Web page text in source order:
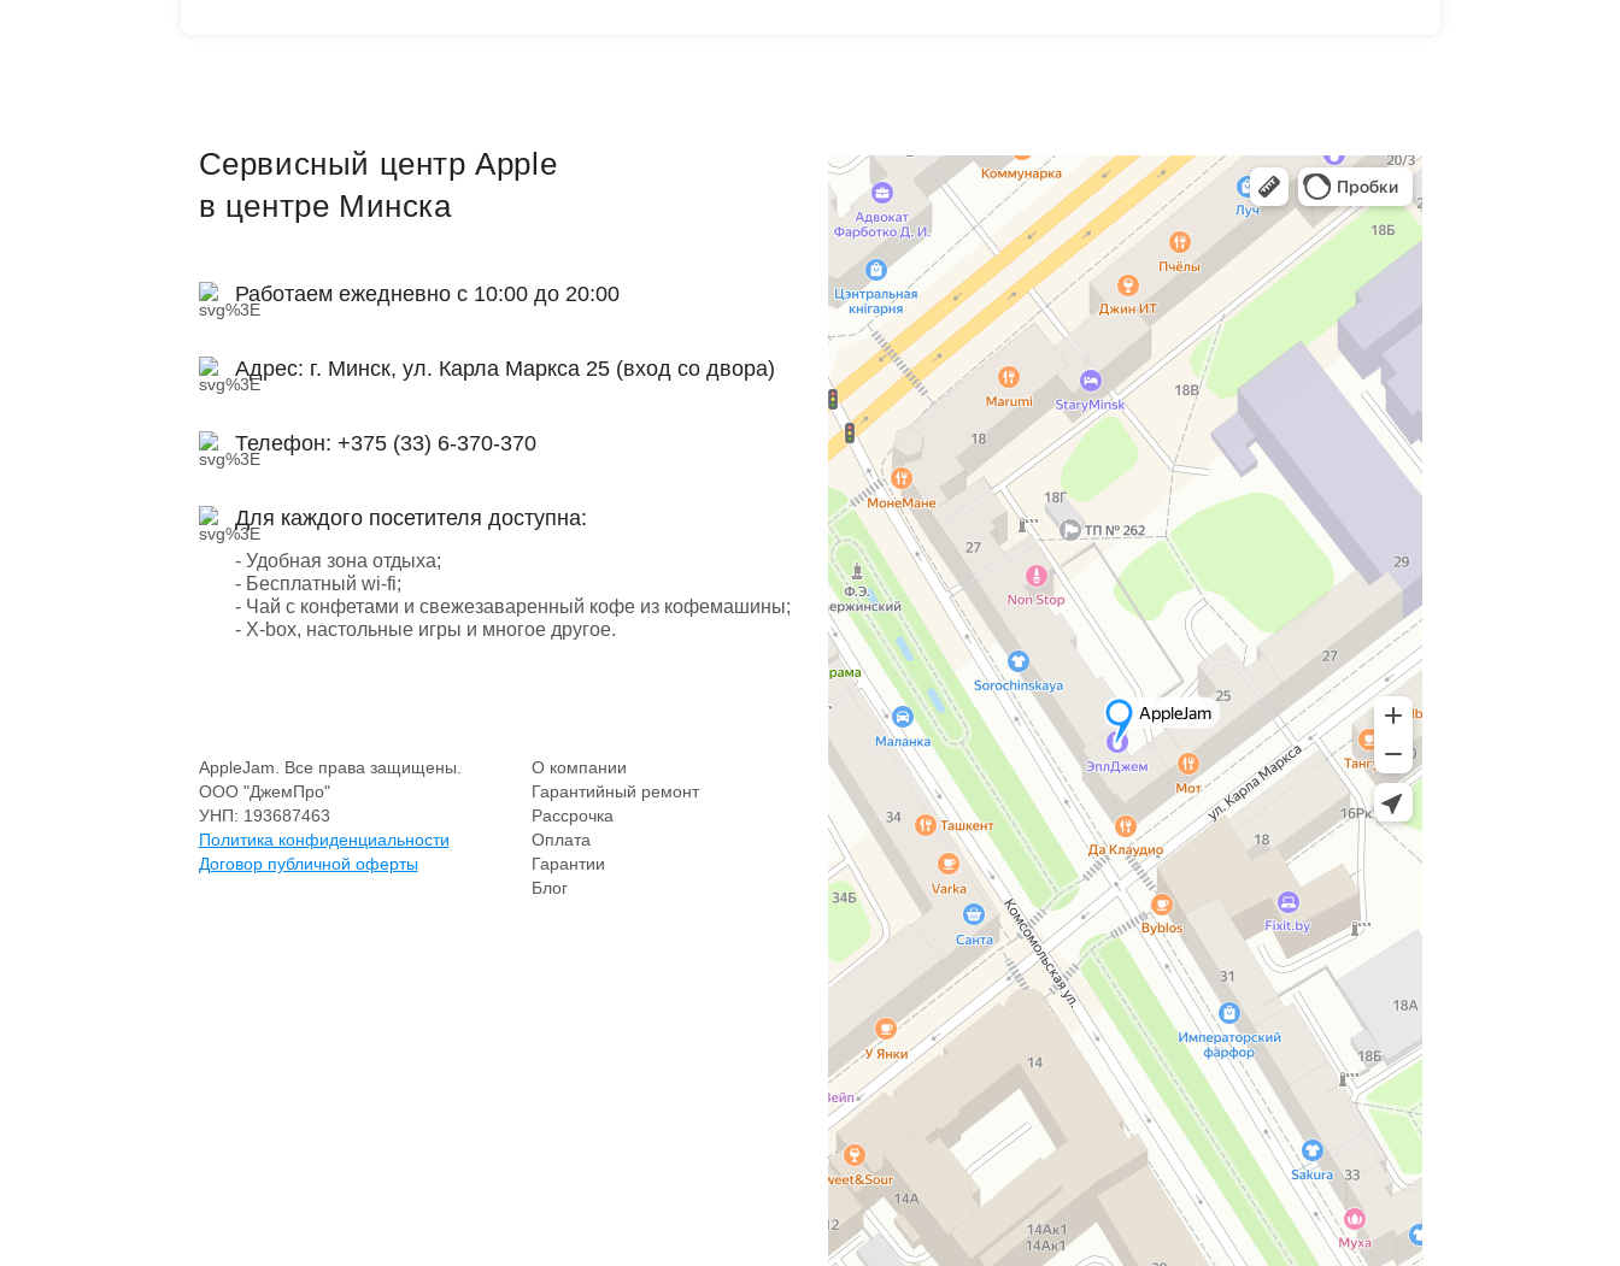
Сервисный центр Apple
в центре Минска
Работаем ежедневно с 10:00 до 20:00
Адрес: г. Минск, ул. Карла Маркса 25 (вход со двора)
Телефон: +375 (33) 6-370-370
Для каждого посетителя доступна:
- Удобная зона отдыха;
- Бесплатный wi-fi;
- Чай с конфетами и свежезаваренный кофе из кофемашины;
- X-box, настольные игры и многое другое.
AppleJam. Все права защищены.
ООО "ДжемПро"
УНП: 193687463
Политика конфиденциальности
Договор публичной оферты
О компании
Гарантийный ремонт
Рассрочка
Оплата
Гарантии
Блог